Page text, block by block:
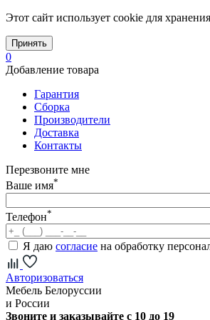
Этот сайт использует cookie для
Принять
0
Добавление товара
Гарантия
Сборка
Производители
Доставка
Контакты
Перезвоните мне
Ваше имя*
Телефон*
Я даю согласие на обработку
Авторизоваться
Мебель Белоруссии
и России
Звоните и заказывайте с 10 до 19